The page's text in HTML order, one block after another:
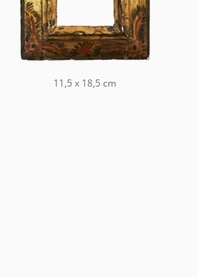
11,5 x 18,5 cm